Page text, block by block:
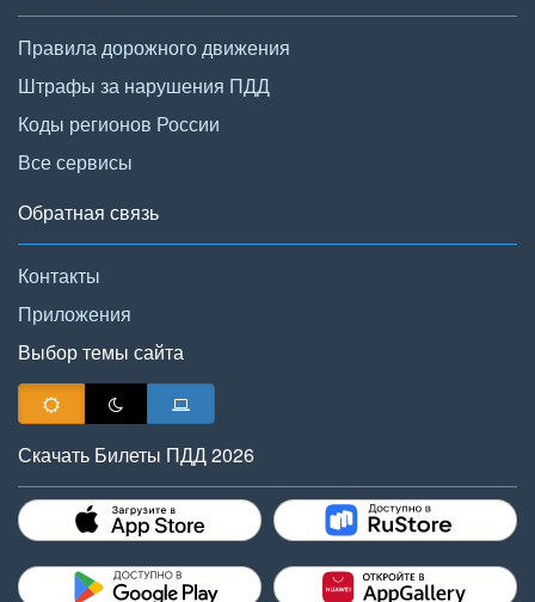
Правила дорожного движения
Штрафы за нарушения ПДД
Коды регионов России
Все сервисы
Обратная связь
Контакты
Приложения
Выбор темы сайта
Скачать Билеты ПДД 2026